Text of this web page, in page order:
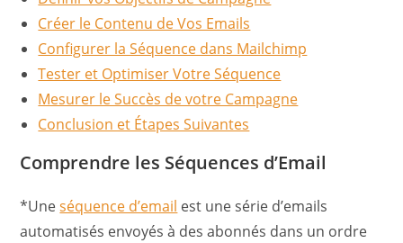
Créer le Contenu de Vos Emails
Configurer la Séquence dans Mailchimp
Tester et Optimiser Votre Séquence
Mesurer le Succès de votre Campagne
Conclusion et Étapes Suivantes
Comprendre les Séquences d’Email
*Uneséquence d’email est une série d’emails
automatisés envoyés à des abonnés dans un ordre